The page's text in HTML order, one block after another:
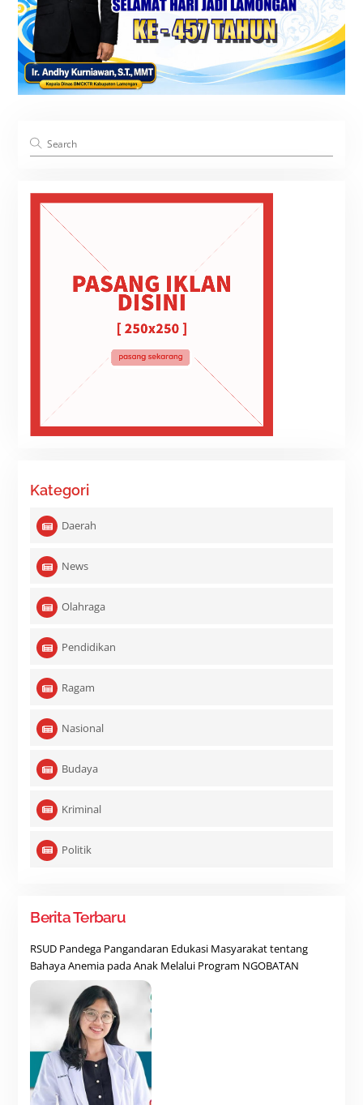
Kategori
Daerah
News
Olahraga
Pendidikan
Ragam
Nasional
Budaya
Kriminal
Politik
Berita Terbaru
RSUD Pandega Pangandaran Edukasi Masyarakat tentang
Bahaya Anemia pada Anak Melalui Program NGOBATAN